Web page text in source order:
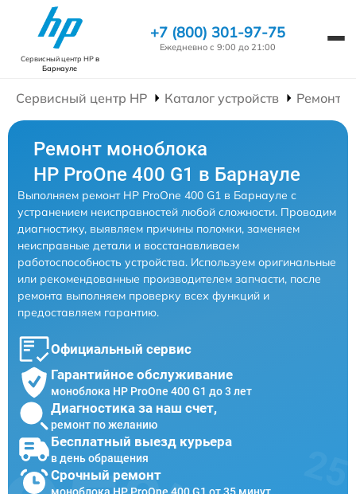
Сервисный центр HPв
Барнауле
+7 (800) 301-97-75
Ежедневно с 9:00 до 21:00
Сервисный центр HP Каталог устройств Ремонт
Ремонт моноблока
HP ProOne 400 G1 в Барнауле
Выполняем ремонт HP ProOne 400 G1 в Барнауле с
устранением неисправностей любой сложности. Проводим
диагностику, выявляем причины поломки, заменяем
неисправные детали и восстанавливаем
работоспособность устройства. Используем оригинальные
или рекомендованные производителем запчасти, после
ремонта выполняем проверку всех функций и
предоставляем гарантию.
Официальный сервис
Гарантийное обслуживание
моноблока HP ProOne 400 G1 до 3 лет
Диагностика за наш счет,
ремонт по желанию
Бесплатный выезд курьера
в день обращения
Срочный ремонт
моноблока HP ProOne 400 G1 от 35 минут